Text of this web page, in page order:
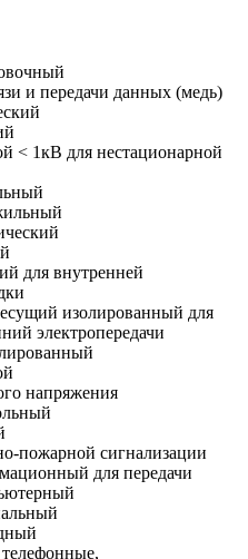
и передачи данных (медь)
< 1кВ для нестационарной
для внутренней
изолированный для
электропередачи
напряжения
пожарной сигнализации
для передачи